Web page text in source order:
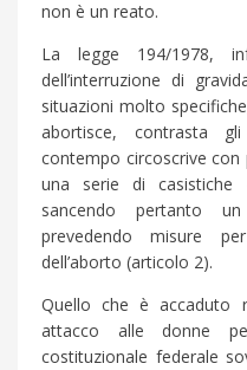
non è un reato.
La legge 194/1978,
dell’interruzione di
situazioni molto
abortisce, contrasta
contempo circoscrive con
una serie di
sancendo pertanto
prevedendo misure
dell’aborto (articolo 2).
Quello che è accaduto
attacco alle donne
costituzionale federale